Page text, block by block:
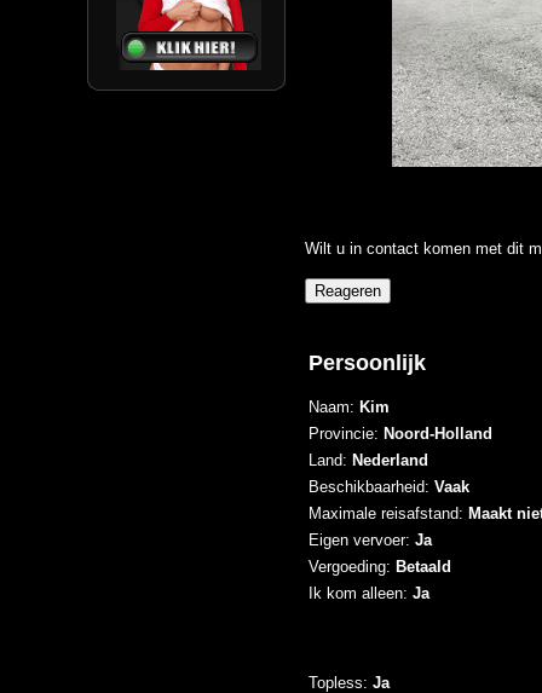
Wilt u in contact komen met dit
Persoonlijk
Naam: Kim
Provincie: Noord-Holland
Land: Nederland
Beschikbaarheid: Vaak
Maximale reisafstand: Maakt
Eigen vervoer: Ja
Vergoeding: Betaald
Ik kom alleen: Ja
Topless: Ja